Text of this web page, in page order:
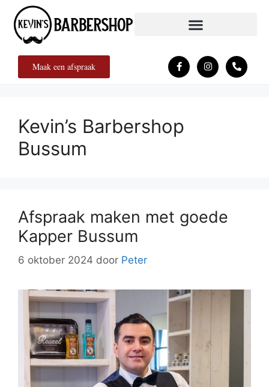
Maak een afspraak
Kevin’s Barbershop
Bussum
Afspraak maken met goede
Kapper Bussum
6 oktober 2024 door Peter